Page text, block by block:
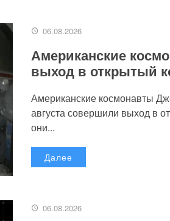
06.08.2026
Американские
выход в открытый
Американские космонавты
августа совершили выход в
они...
Далее
06.08.2026